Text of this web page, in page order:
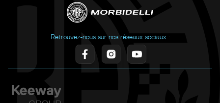
Retrouvez-nous sur nos réseaux sociaux :